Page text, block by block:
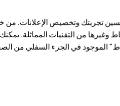
تجربتك وتخصيص الإعلانات. من
من التقنيات المماثلة.
الموجود في الجزء السفلي من